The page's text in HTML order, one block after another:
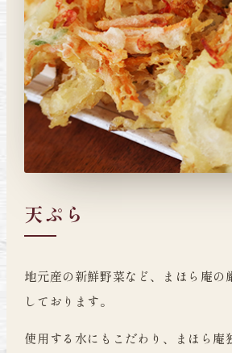
天ぷら
地元産の新鮮野菜など、まほら庵の
しております。
使用する水にもこだわり、まほら庵